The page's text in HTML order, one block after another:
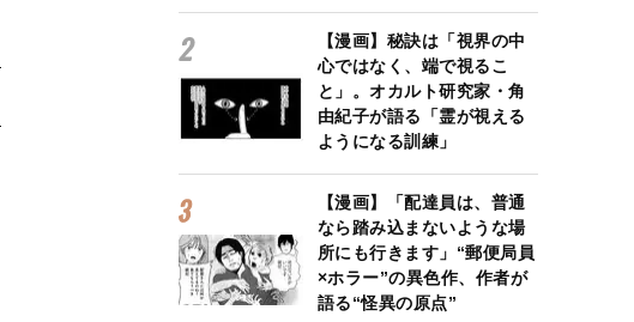
【漫画】秘訣は「視界の中
心ではなく、端で視るこ
と」。オカルト研究家・角
由紀子が語る「霊が視える
ようになる訓練」
【漫画】「配達員は、普通
なら踏み込まないような場
所にも行きます」“郵便局員
×ホラー”の異色作、作者が
語る“怪異の原点”